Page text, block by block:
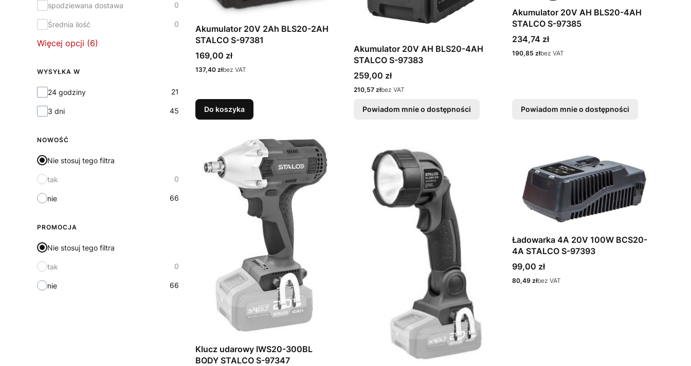
spodziewana dostawa 0
Średnia ilość 0
Więcej opcji (6)
WYSYŁKA W
Wysyłka w
24 godziny 21
3 dni 45
NOWOŚĆ
Nie stosuj tego filtra
tak 0
nie 66
PROMOCJA
Nie stosuj tego filtra
tak 0
nie 66
Akumulator 20V 2Ah BLS20-2AH
STALCO S-97381
Cena
169,00 zł
Cena
137,40 złbez VAT
Do koszyka
Akumulator 20V AH BLS20-4AH
STALCO S-97383
Cena
259,00 zł
Cena
210,57 złbez VAT
Powiadom mnie o dostępności
Akumulator 20V AH BLS20-4AH
STALCO S-97385
Cena
234,74 zł
Cena
190,85 złbez VAT
Powiadom mnie o dostępności
Klucz udarowy IWS20-300BL
BODY STALCO S-97347
Ładowarka 4A 20V 100W BCS20-
4A STALCO S-97393
Cena
99,00 zł
Cena
80,49 złbez VAT